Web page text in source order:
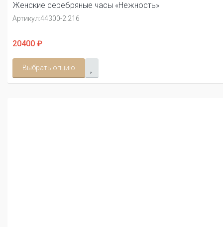
Женские серебряные часы «Нежность»
Артикул:44300-2.216
20400 ₽
Выбрать опцию